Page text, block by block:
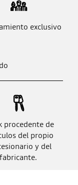
exclusivo
procedente de
del propio
y del
fabricante.